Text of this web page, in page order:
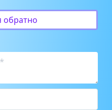
обратно